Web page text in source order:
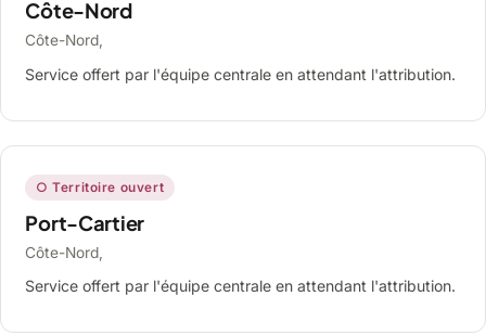
Côte-Nord
Côte-Nord,
Service offert par l'équipe centrale en attendant l'attribution.
○ Territoire ouvert
Port-Cartier
Côte-Nord,
Service offert par l'équipe centrale en attendant l'attribution.